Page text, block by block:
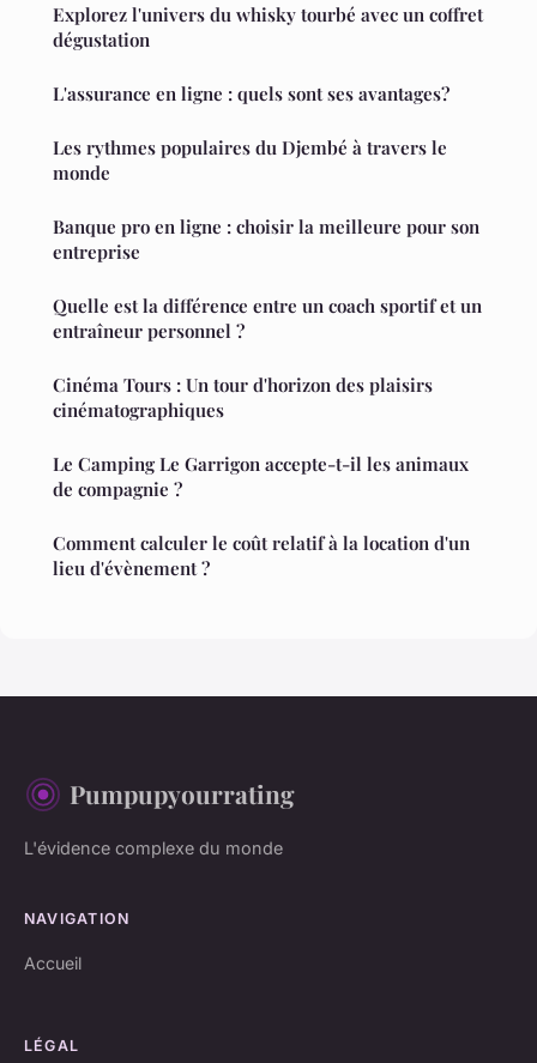
Explorez l'univers du whisky tourbé avec un coffret
dégustation
L'assurance en ligne : quels sont ses avantages?
Les rythmes populaires du Djembé à travers le
monde
Banque pro en ligne : choisir la meilleure pour son
entreprise
Quelle est la différence entre un coach sportif et un
entraîneur personnel ?
Cinéma Tours : Un tour d'horizon des plaisirs
cinématographiques
Le Camping Le Garrigon accepte-t-il les animaux
de compagnie ?
Comment calculer le coût relatif à la location d'un
lieu d'évènement ?
Pumpupyourrating
L'évidence complexe du monde
NAVIGATION
Accueil
LÉGAL